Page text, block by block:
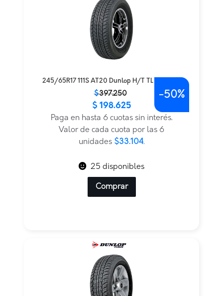
245/65R17 111S AT20 Dunlop H/T TL BLK THA
$397.250
original
actual
$ 198.625
Paga en hasta 6 cuotas sin interés.
Valor de cada cuota por las 6
unidades $33.104.
-50%
25 disponibles
Comprar